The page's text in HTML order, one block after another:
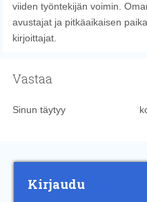
viiden työntekijän voimin.
avustajat ja pitkäaikaisen
kirjoittajat.
Vastaa
Sinun täytyy
Kirjaudu